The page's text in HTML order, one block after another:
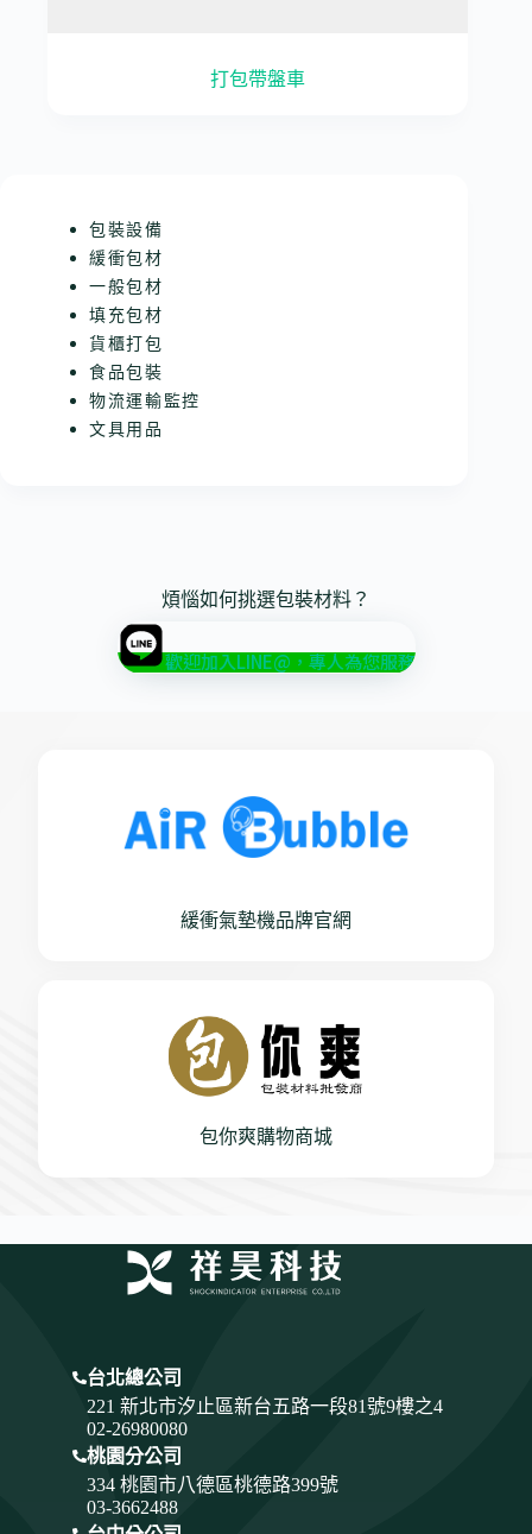
打包帶盤車
包裝設備
緩衝包材
一般包材
填充包材
貨櫃打包
食品包裝
物流運輸監控
文具用品
煩惱如何挑選包裝材料？
歡迎加入LINE@，專人為您服務
緩衝氣墊機品牌官網
包你爽購物商城
台北總公司
221 新北市汐止區新台五路一段81號9樓之4
02-26980080
桃園分公司
334 桃園市八德區桃德路399號
03-3662488